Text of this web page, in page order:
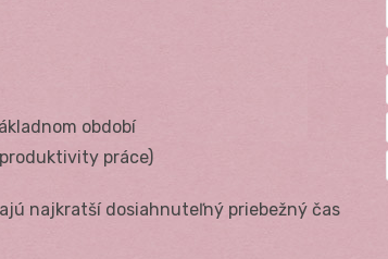
období
práce)
najkratší dosiahnuteľný priebežný čas